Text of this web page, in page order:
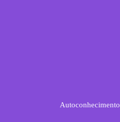
Autoconhecimento